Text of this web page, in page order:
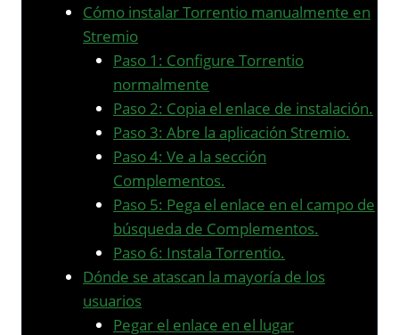
Cómo instalar Torrentio manualmente en
Stremio
Paso 1: Configure Torrentio
normalmente
Paso 2: Copia el enlace de instalación.
Paso 3: Abre la aplicación Stremio.
Paso 4: Ve a la sección
Complementos.
Paso 5: Pega el enlace en el campo de
búsqueda de Complementos.
Paso 6: Instala Torrentio.
Dónde se atascan la mayoría de los
usuarios
Pegar el enlace en el lugar